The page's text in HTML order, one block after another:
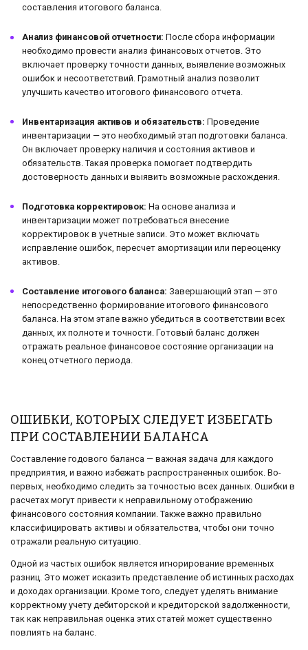
составления итогового баланса.
Анализ финансовой отчетности: После сбора информации
необходимо провести анализ финансовых отчетов. Это
включает проверку точности данных, выявление возможных
ошибок и несоответствий. Грамотный анализ позволит
улучшить качество итогового финансового отчета.
Инвентаризация активов и обязательств: Проведение
инвентаризации — это необходимый этап подготовки баланса.
Он включает проверку наличия и состояния активов и
обязательств. Такая проверка помогает подтвердить
достоверность данных и выявить возможные расхождения.
Подготовка корректировок: На основе анализа и
инвентаризации может потребоваться внесение
корректировок в учетные записи. Это может включать
исправление ошибок, пересчет амортизации или переоценку
активов.
Составление итогового баланса: Завершающий этап — это
непосредственно формирование итогового финансового
баланса. На этом этапе важно убедиться в соответствии всех
данных, их полноте и точности. Готовый баланс должен
отражать реальное финансовое состояние организации на
конец отчетного периода.
ОШИБКИ, КОТОРЫХ СЛЕДУЕТ ИЗБЕГАТЬ
ПРИ СОСТАВЛЕНИИ БАЛАНСА
Составление годового баланса — важная задача для каждого
предприятия, и важно избежать распространенных ошибок. Во-
первых, необходимо следить за точностью всех данных. Ошибки в
расчетах могут привести к неправильному отображению
финансового состояния компании. Также важно правильно
классифицировать активы и обязательства, чтобы они точно
отражали реальную ситуацию.
Одной из частых ошибок является игнорирование временных
разниц. Это может исказить представление об истинных расходах
и доходах организации. Кроме того, следует уделять внимание
корректному учету дебиторской и кредиторской задолженности,
так как неправильная оценка этих статей может существенно
повлиять на баланс.